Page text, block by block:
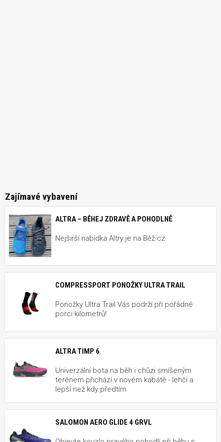
Zajímavé vybavení
ALTRA – BĚHEJ ZDRAVĚ A POHODLNĚ
Nejširší nabídka Altry je na Běž.cz
COMPRESSPORT PONOŽKY ULTRA TRAIL
Ponožky Ultra Trail Vás podrží při pořádné
porci kilometrů!
ALTRA TIMP 6
Univerzální bota na běh i chůzi smíšeným
terénem přichází v novém kabátě - lehčí a
lepší než kdy předtím
SALOMON AERO GLIDE 4 GRVL